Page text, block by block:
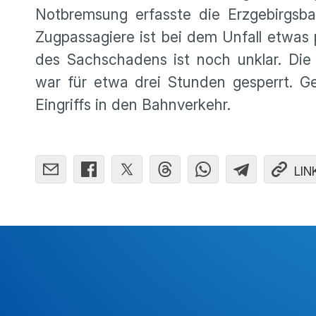
Notbremsung erfasste die
Zugpassagiere ist bei dem Unfall
des Sachschadens ist noch unklar.
war für etwa drei Stunden gesperrt.
Eingriffs in den Bahnverkehr.